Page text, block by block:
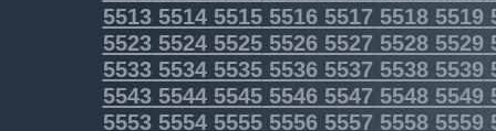
55135514551555165517 55185519
5523552455255526552755285529
55335534553555365537 55385539
55435544554555465547 55485549
55535554555555565557 55585559